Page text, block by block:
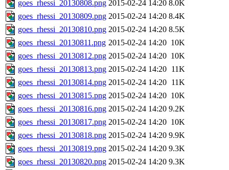
goes_rhessi_20130808.png 2015-02-24 14:20 8.0K
goes_rhessi_20130809.png 2015-02-24 14:20 8.4K
goes_rhessi_20130810.png 2015-02-24 14:20 8.5K
goes_rhessi_20130811.png 2015-02-24 14:20 10K
goes_rhessi_20130812.png 2015-02-24 14:20 10K
goes_rhessi_20130813.png 2015-02-24 14:20 11K
goes_rhessi_20130814.png 2015-02-24 14:20 11K
goes_rhessi_20130815.png 2015-02-24 14:20 10K
goes_rhessi_20130816.png 2015-02-24 14:20 9.2K
goes_rhessi_20130817.png 2015-02-24 14:20 10K
goes_rhessi_20130818.png 2015-02-24 14:20 9.9K
goes_rhessi_20130819.png 2015-02-24 14:20 9.3K
goes_rhessi_20130820.png 2015-02-24 14:20 9.3K